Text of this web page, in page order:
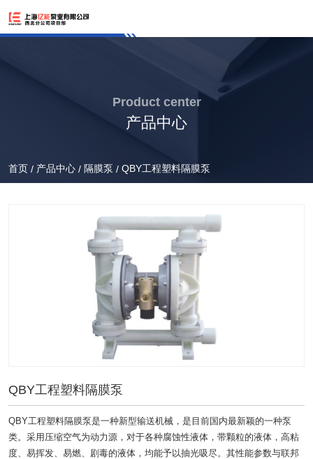
Product center
产品中心
首页 / 产品中心 / 隔膜泵 / QBY工程塑料隔膜泵
QBY工程塑料隔膜泵
QBY工程塑料隔膜泵是一种新型输送机械，是目前国内最新颖的一种泵
类。采用压缩空气为动力源，对于各种腐蚀性液体，带颗粒的液体，高粘
度、易挥发、易燃、剧毒的液体，均能予以抽光吸尽。其性能参数与联邦